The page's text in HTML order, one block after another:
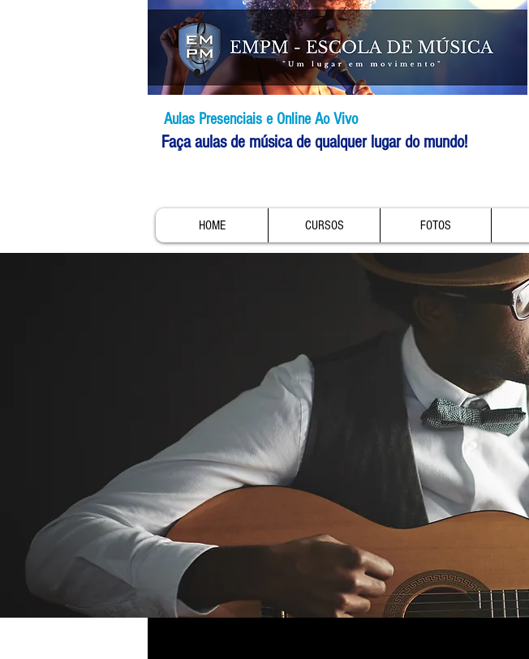
Aulas Presenciais e Online Ao Vivo
Faça aulas de música de qualquer lugar do mundo!
HOME CURSOS FOTOS